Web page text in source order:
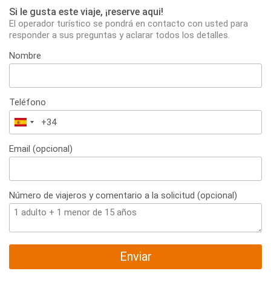
Si le gusta este viaje, ¡reserve aqui!
El operador turístico se pondrá en contacto con usted para
responder a sus preguntas y aclarar todos los detalles.
Nombre
Teléfono
España
+34
Email (opcional)
Número de viajeros y comentario a la solicitud (opcional)
Enviar